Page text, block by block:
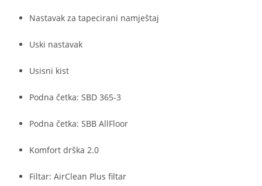
Nastavak za tapecirani namještaj
Uski nastavak
Usisni kist
Podna četka: SBD 365-3
Podna četka: SBB AllFloor
Komfort drška 2.0
Filtar: AirClean Plus filtar